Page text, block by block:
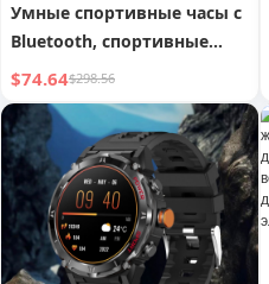
Умные спортивные часы с
Bluetooth, спортивные
часы с измерением пульса
и артериального давления
$74.64$298.56